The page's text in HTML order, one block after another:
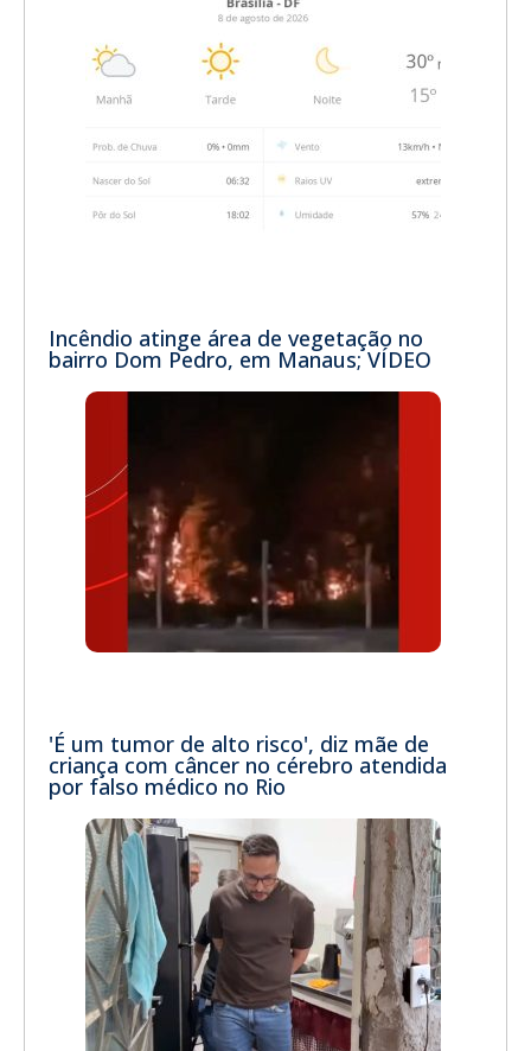
Incêndio atinge área de vegetação no
bairro Dom Pedro, em Manaus; VÍDEO
'É um tumor de alto risco', diz mãe de
criança com câncer no cérebro atendida
por falso médico no Rio